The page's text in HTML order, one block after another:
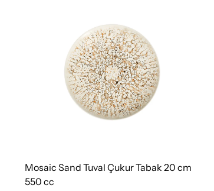
Mosaic Sand Tuval Çukur Tabak 20 cm
550 cc